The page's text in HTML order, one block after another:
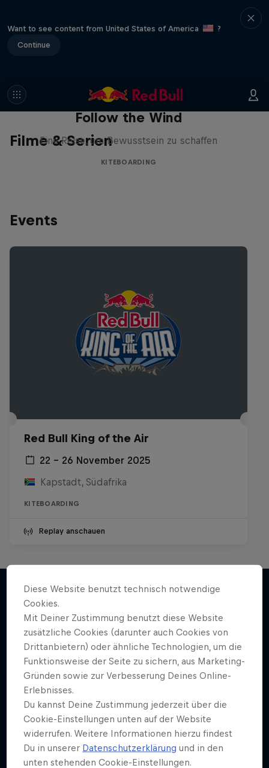
Want to see content from United States of America
?
Continue
Filme & Serien
Follow the Wind
Eine Reise, um Bewusstsein zu schaffen
KITEBOARDING
Events
Red Bull King of the Air
22 – 26 November 2025
Kapstadt, Südafrika
KITEBOARDING
Replay anschauen
Weiter geht´s hier
Eine Reise, um Bewusstsein zu schaffen
KITEBOARDING
Diese Website benutzt technisch notwendige
Cookies.
Mit Deiner Zustimmung benutzt diese Website
zusätzliche Cookies (darunter auch Cookies von
Drittanbietern) oder ähnliche Technologien, um die
Funktionsweise der Seite zu sichern, aus Marketing-
Gründen sowie zur Verbesserung Deines Online-
Erlebnisses.
Du kannst Deine Zustimmung jederzeit über die
Cookie-Einstellungen unten auf der Website
widerrufen. Weitere Informationen hierzu findest
Du in unserer Datenschutzerklärung und in den
unten stehenden Cookie-Einstellungen.